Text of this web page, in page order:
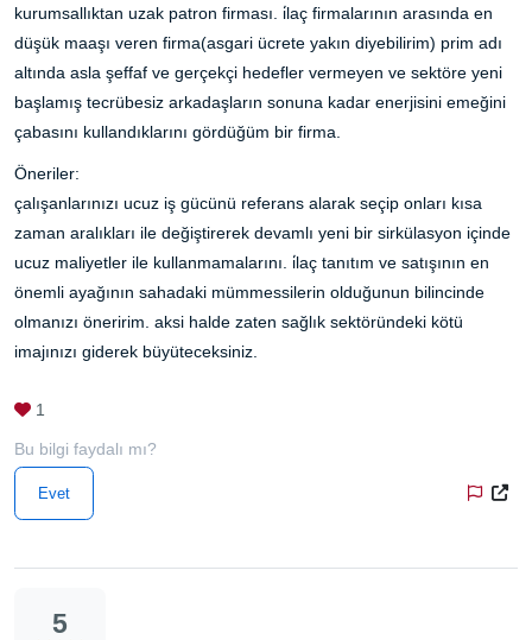
kurumsallıktan uzak patron firması. i̇laç firmalarının arasında en
düşük maaşı veren firma(asgari ücrete yakın diyebilirim) prim adı
altında asla şeffaf ve gerçekçi hedefler vermeyen ve sektöre yeni
başlamış tecrübesiz arkadaşların sonuna kadar enerjisini emeğini
çabasını kullandıklarını gördüğüm bir firma.
Öneriler:
çalışanlarınızı ucuz iş gücünü referans alarak seçip onları kısa
zaman aralıkları ile değiştirerek devamlı yeni bir sirkülasyon içinde
ucuz maliyetler ile kullanmamalarını. i̇laç tanıtım ve satışının en
önemli ayağının sahadaki mümmessilerin olduğunun bilincinde
olmanızı öneririm. aksi halde zaten sağlık sektöründeki kötü
imajınızı giderek büyüteceksiniz.
1
Bu bilgi faydalı mı?
Evet
5